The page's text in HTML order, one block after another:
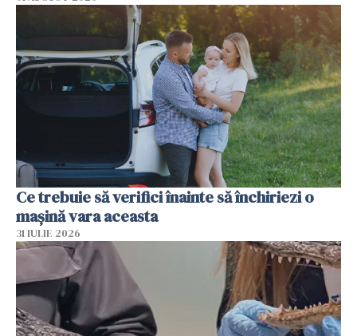
Ce trebuie să verifici înainte să închiriezi o
mașină vara aceasta
31 IULIE 2026